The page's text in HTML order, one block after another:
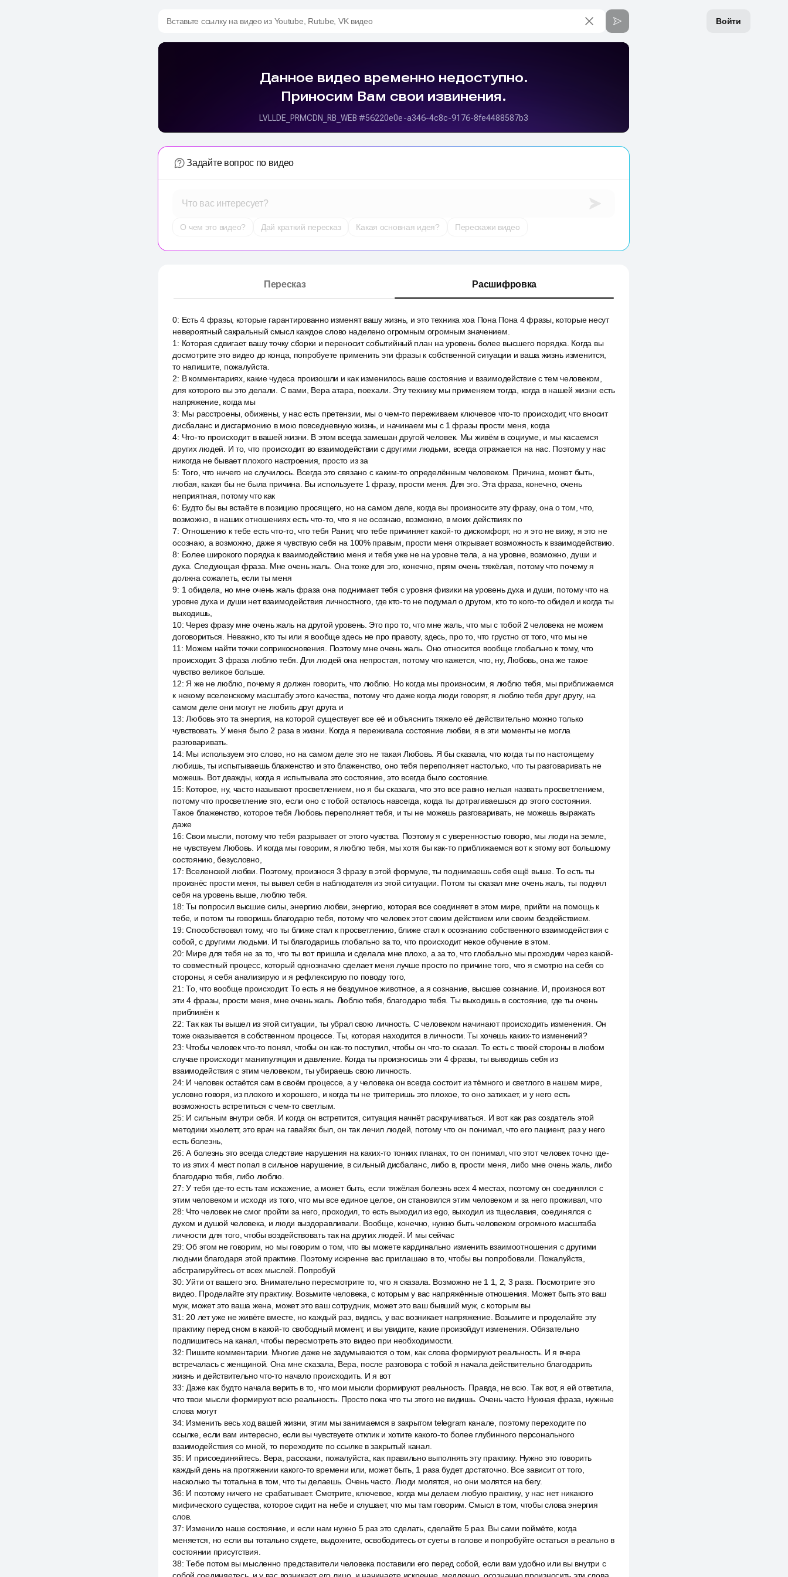
Войти
Вставьте ссылку на видео из Youtube, Rutube, VK видео
Задайте вопрос по видео
Что вас интересует?
О чем это видео? Дай краткий пересказ Какая основная идея? Перескажи видео
Пересказ Расшифровка
0: Есть 4 фразы, которые гарантированно изменят вашу жизнь, и это техника хоа Пона Пона 4 фразы, которые несут
невероятный сакральный смысл каждое слово наделено огромным огромным значением.
1 : Которая сдвигает вашу точку сборки и переносит событийный план на уровень более высшего порядка. Когда вы
досмотрите это видео до конца, попробуете применить эти фразы к собственной ситуации и ваша жизнь изменится,
то напишите, пожалуйста.
2: В комментариях, какие чудеса произошли и как изменилось ваше состояние и взаимодействие с тем человеком,
для которого вы это делали. С вами, Вера атара, поехали. Эту технику мы применяем тогда, когда в нашей жизни есть
напряжение, когда мы
3: Мы расстроены, обижены, у нас есть претензии, мы о чем-то переживаем ключевое что-то происходит, что вносит
дисбаланс и дисгармонию в мою повседневную жизнь, и начинаем мы с 1 фразы прости меня, когда
4: Что-то происходит в вашей жизни. В этом всегда замешан другой человек. Мы живём в социуме, и мы касаемся
других людей. И то, что происходит во взаимодействии с другими людьми, всегда отражается на нас. Поэтому у нас
никогда не бывает плохого настроения, просто из за
5: Того, что ничего не случилось. Всегда это связано с каким-то определённым человеком. Причина, может быть,
любая, какая бы не была причина. Вы используете 1 фразу, прости меня. Для эго. Эта фраза, конечно, очень
неприятная, потому что как
6: Будто бы вы встаёте в позицию просящего, но на самом деле, когда вы произносите эту фразу, она о том, что,
возможно, в наших отношениях есть что-то, что я не осознаю, возможно, в моих действиях по
7: Отношению к тебе есть что-то, что тебя Ранит, что тебе причиняет какой-то дискомфорт, но я это не вижу, я это не
осознаю, а возможно, даже я чувствую себя на 100% правым, прости меня открывает возможность к взаимодействию.
8: Более широкого порядка к взаимодействию меня и тебя уже не на уровне тела, а на уровне, возможно, души и
духа. Следующая фраза. Мне очень жаль. Она тоже для эго, конечно, прям очень тяжёлая, потому что почему я
должна сожалеть, если ты меня
9: 1 обидела, но мне очень жаль фраза она поднимает тебя с уровня физики на уровень духа и души, потому что на
уровне духа и души нет взаимодействия личностного, где кто-то не подумал о другом, кто то кого-то обидел и когда ты
выходишь,
10: Через фразу мне очень жаль на другой уровень. Это про то, что мне жаль, что мы с тобой 2 человека не можем
договориться. Неважно, кто ты или я вообще здесь не про правоту, здесь, про то, что грустно от того, что мы не
11 : Можем найти точки соприкосновения. Поэтому мне очень жаль. Оно относится вообще глобально к тому, что
происходит. 3 фраза люблю тебя. Для людей она непростая, потому что кажется, что, ну, Любовь, она же такое
чувство великое больше.
12: Я же не люблю, почему я должен говорить, что люблю. Но когда мы произносим, я люблю тебя, мы приближаемся
к некому вселенскому масштабу этого качества, потому что даже когда люди говорят, я люблю тебя друг другу, на
самом деле они могут не любить друг друга и
13:Любовь это та энергия, на которой существует все её и объяснить тяжело её действительно можно только
чувствовать. У меня было 2 раза в жизни. Когда я переживала состояние любви, я в эти моменты не могла
разговаривать.
14: Мы используем это слово, но на самом деле это не такая Любовь. Я бы сказала, что когда ты по настоящему
любишь, ты испытываешь блаженство и это блаженство, оно тебя переполняет настолько, что ты разговаривать не
можешь. Вот дважды, когда я испытывала это состояние, это всегда было состояние.
15: Которое, ну, часто называют просветлением, но я бы сказала, что это все равно нельзя назвать просветлением,
потому что просветление это, если оно с тобой осталось навсегда, когда ты дотрагиваешься до этого состояния.
Такое блаженство, которое тебя Любовь переполняет тебя, и ты не можешь разговаривать, не можешь выражать
даже
16:Свои мысли, потому что тебя разрывает от этого чувства. Поэтому я с уверенностью говорю, мы люди на земле,
не чувствуем Любовь. И когда мы говорим, я люблю тебя, мы хотя бы как-то приближаемся вот к этому вот большому
состоянию, безусловно,
17: Вселенской любви. Поэтому, произнося 3 фразу в этой формуле, ты поднимаешь себя ещё выше. То есть ты
произнёс прости меня, ты вывел себя в наблюдателя из этой ситуации. Потом ты сказал мне очень жаль, ты поднял
себя на уровень выше, люблю тебя.
18:Ты попросил высшие силы, энергию любви, энергию, которая все соединяет в этом мире, прийти на помощь к
тебе, и потом ты говоришь благодарю тебя, потому что человек этот своим действием или своим бездействием.
19:Способствовал тому, что ты ближе стал к просветлению, ближе стал к осознанию собственного взаимодействия с
собой, с другими людьми. И ты благодаришь глобально за то, что происходит некое обучение в этом.
20: Мире для тебя не за то, что ты вот пришла и сделала мне плохо, а за то, что глобально мы проходим через какой-
то совместный процесс, который однозначно сделает меня лучше просто по причине того, что я смотрю на себя со
стороны, я себя анализирую и я рефлексирую по поводу того,
21 :То, что вообще происходит. То есть я не бездумное животное, а я сознание, высшее сознание. И, произнося вот
эти 4 фразы, прости меня, мне очень жаль. Люблю тебя, благодарю тебя. Ты выходишь в состояние, где ты очень
приближён к
22:Так как ты вышел из этой ситуации, ты убрал свою личность. С человеком начинают происходить изменения. Он
тоже оказывается в собственном процессе. Ты, которая находится в личности. Ты хочешь каких-то изменений?
23: Чтобы человек что-то понял, чтобы он как-то поступил, чтобы он что-то сказал. То есть с твоей стороны в любом
случае происходит манипуляция и давление. Когда ты произносишь эти 4 фразы, ты выводишь себя из
взаимодействия с этим человеком, ты убираешь свою личность.
24: И человек остаётся сам в своём процессе, а у человека он всегда состоит из тёмного и светлого в нашем мире,
условно говоря, из плохого и хорошего, и когда ты не триггеришь это плохое, то оно затихает, и у него есть
возможность встретиться с чем-то светлым.
25: И сильным внутри себя. И когда он встретится, ситуация начнёт раскручиваться. И вот как раз создатель этой
методики хьюлетт, это врач на гавайях был, он так лечил людей, потому что он понимал, что его пациент, раз у него
есть болезнь,
26:А болезнь это всегда следствие нарушения на каких-то тонких планах, то он понимал, что этот человек точно где-
то из этих 4 мест попал в сильное нарушение, в сильный дисбаланс, либо в, прости меня, либо мне очень жаль, либо
благодарю тебя, либо люблю.
27:У тебя где-то есть там искажение, а может быть, если тяжёлая болезнь всех 4 местах, поэтому он соединялся с
этим человеком и исходя из того, что мы все единое целое, он становился этим человеком и за него проживал, что
28: Что человек не смог пройти за него, проходил, то есть выходил из ego, выходил из тщеславия, соединялся с
духом и душой человека, и люди выздоравливали. Вообще, конечно, нужно быть человеком огромного масштаба
личности для того, чтобы воздействовать так на других людей. И мы сейчас
29:Об этом не говорим, но мы говорим о том, что вы можете кардинально изменить взаимоотношения с другими
людьми благодаря этой практике. Поэтому искренне вас приглашаю в то, чтобы вы попробовали. Пожалуйста,
абстрагируйтесь от всех мыслей. Попробуй
30:Уйти от вашего эго. Внимательно пересмотрите то, что я сказала. Возможно не 1 1, 2, 3 раза. Посмотрите это
видео. Проделайте эту практику. Возьмите человека, с которым у вас напряжённые отношения. Может быть это ваш
муж, может это ваша жена, может это ваш сотрудник, может это ваш бывший муж, с которым вы
31 : 20 лет уже не живёте вместе, но каждый раз, видясь, у вас возникает напряжение. Возьмите и проделайте эту
практику перед сном в какой-то свободный момент, и вы увидите, какие произойдут изменения. Обязательно
подпишитесь на канал, чтобы пересмотреть это видео при необходимости.
32: Пишите комментарии. Многие даже не задумываются о том, как слова формируют реальность. И я вчера
встречалась с женщиной. Она мне сказала, Вера, после разговора с тобой я начала действительно благодарить
жизнь и действительно что-то начало происходить. И я вот
33: Даже как будто начала верить в то, что мои мысли формируют реальность. Правда, не всю. Так вот, я ей ответила,
что твои мысли формируют всю реальность. Просто пока что ты этого не видишь. Очень часто Нужная фраза, нужные
слова могут
34: Изменить весь ход вашей жизни, этим мы занимаемся в закрытом telegram канале, поэтому переходите по
ссылке, если вам интересно, если вы чувствуете отклик и хотите какого-то более глубинного персонального
взаимодействия со мной, то переходите по ссылке в закрытый канал.
35: И присоединяйтесь. Вера, расскажи, пожалуйста, как правильно выполнять эту практику. Нужно это говорить
каждый день на протяжении какого-то времени или, может быть, 1 раза будет достаточно. Все зависит от того,
насколько ты тотальна в том, что ты делаешь. Очень часто. Люди молятся, но они молятся на бегу.
36: И поэтому ничего не срабатывает. Смотрите, ключевое, когда мы делаем любую практику, у нас нет никакого
мифического существа, которое сидит на небе и слушает, что мы там говорим. Смысл в том, чтобы слова энергия
слов.
37: Изменило наше состояние, и если нам нужно 5 раз это сделать, сделайте 5 раз. Вы сами поймёте, когда
меняется, но если вы тотально сядете, выдохните, освободитесь от суеты в голове и попробуйте остаться в реально в
состоянии присутствия.
38:Тебе потом вы мысленно представители человека поставили его перед собой, если вам удобно или вы внутри с